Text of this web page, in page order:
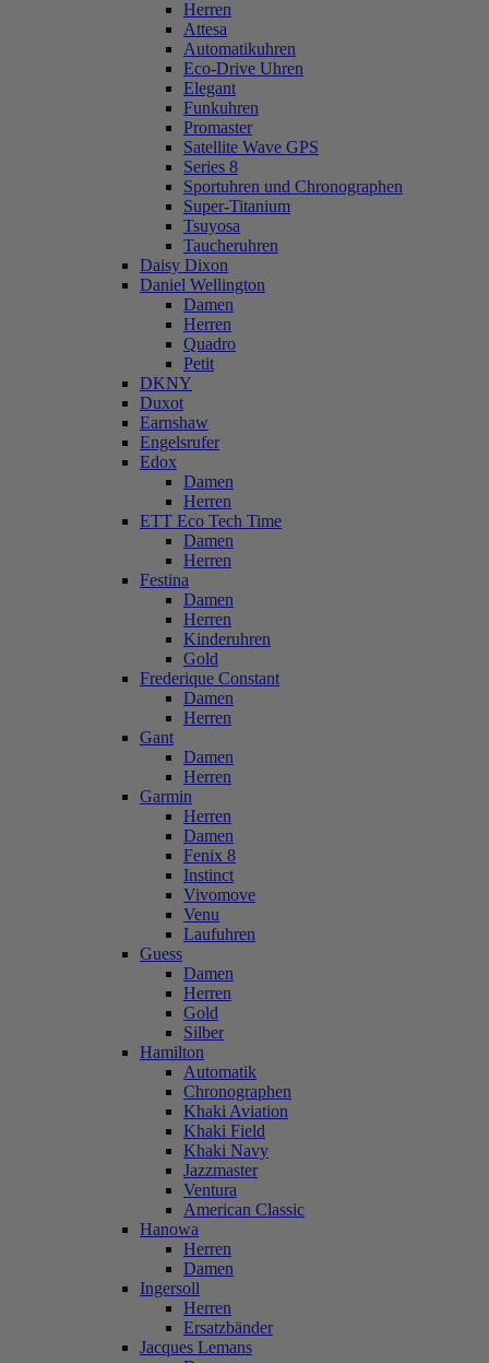
Herren
Attesa
Automatikuhren
Eco-Drive Uhren
Elegant
Funkuhren
Promaster
Satellite Wave GPS
Series 8
Sportuhren und Chronographen
Super-Titanium
Tsuyosa
Taucheruhren
Daisy Dixon
Daniel Wellington
Damen
Herren
Quadro
Petit
DKNY
Duxot
Earnshaw
Engelsrufer
Edox
Damen
Herren
ETT Eco Tech Time
Damen
Herren
Festina
Damen
Herren
Kinderuhren
Gold
Frederique Constant
Damen
Herren
Gant
Damen
Herren
Garmin
Herren
Damen
Fenix 8
Instinct
Vivomove
Venu
Laufuhren
Guess
Damen
Herren
Gold
Silber
Hamilton
Automatik
Chronographen
Khaki Aviation
Khaki Field
Khaki Navy
Jazzmaster
Ventura
American Classic
Hanowa
Herren
Damen
Ingersoll
Herren
Ersatzbänder
Jacques Lemans